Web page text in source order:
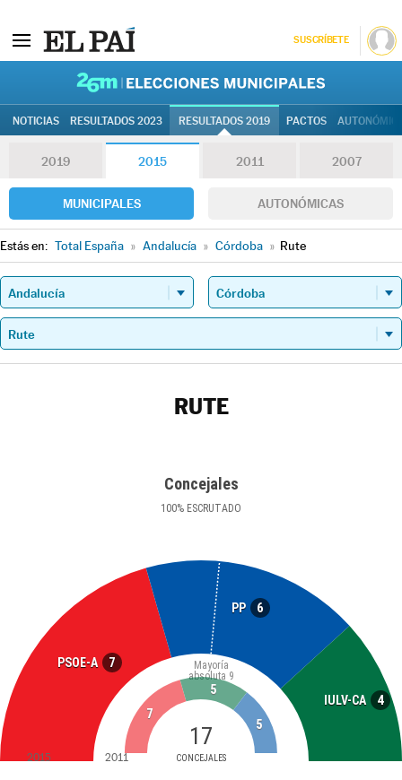
SUSCRÍBETE
NOTICIAS RESULTADOS 2023 RESULTADOS 2019 PACTOS
2019 2015 2011 2007
MUNICIPALES AUTONÓMICAS
Estás en: Total España » Andalucía » Córdoba » Rute
RUTE
Concejales
100% ESCRUTADO
PSOE-A 7
PP 6
IULV-CA 4
17
CONCEJALES
Mayoría
absoluta 9
7
5
5
2015 2011